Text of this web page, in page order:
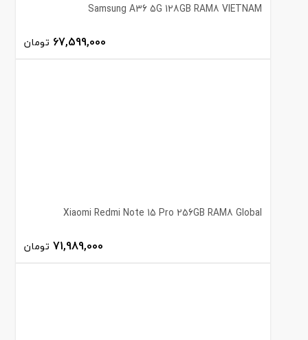
Samsung A36 5G 128GB RAM8 VIETNAM
67,599,000 تومان
Xiaomi Redmi Note 15 Pro 256GB RAM8 Global
71,989,000 تومان